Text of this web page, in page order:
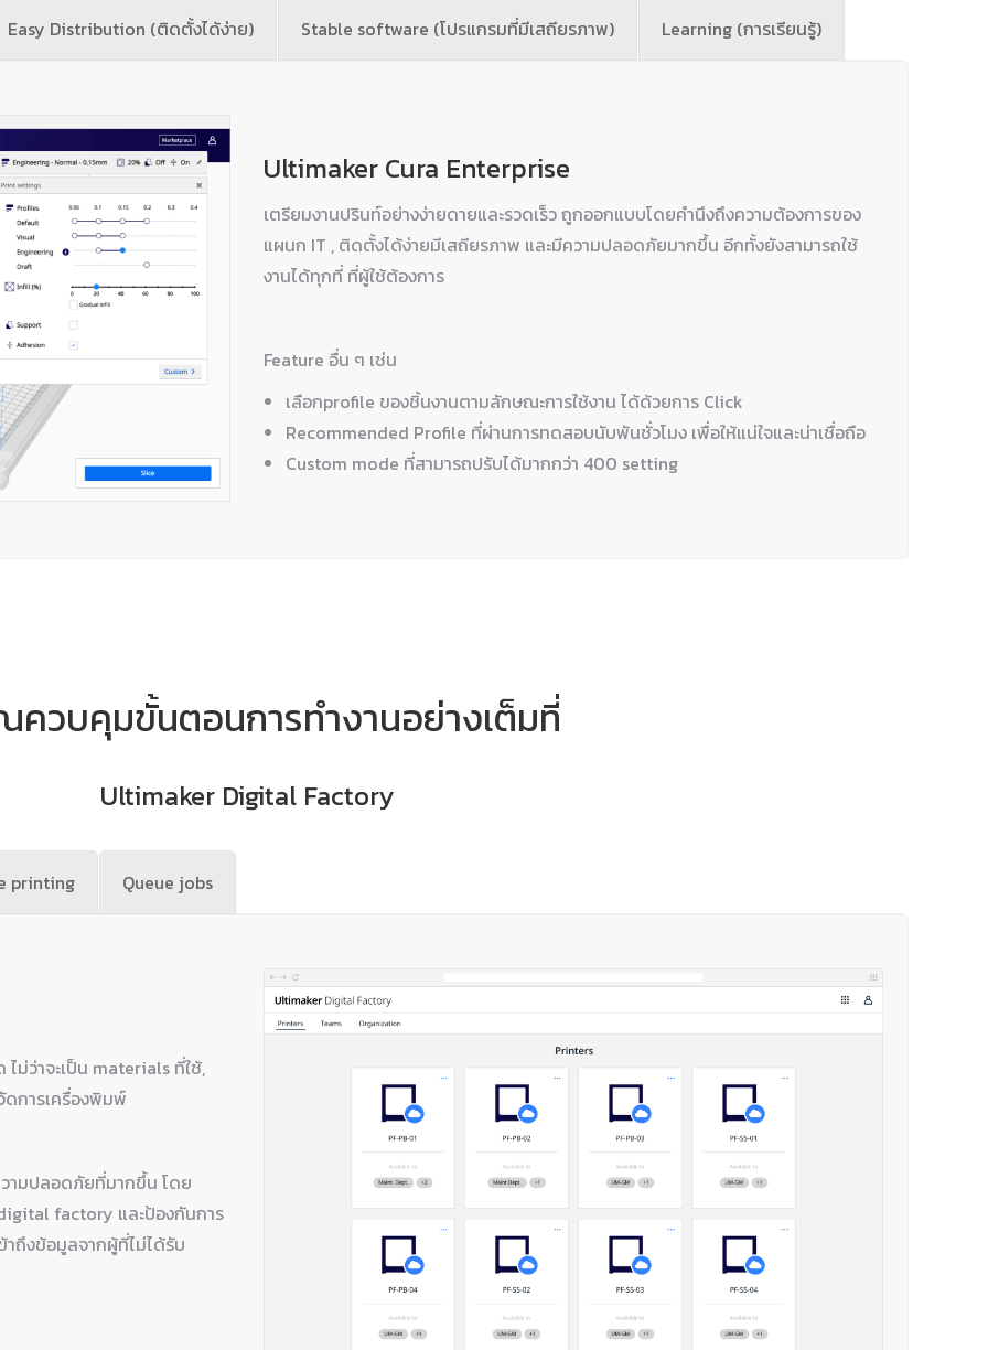
Easy Distribution (ติดตั้งได้ง่าย) Stable software (โปรแกรมที่มีเสถียรภาพ) Learning (การเรียนรู้)
Ultimaker Cura Enterprise
เตรียมงานปรินท์อย่างง่ายดายและรวดเร็ว ถูกออกแบบโดยคำนึงถึงความต้องการของ
แผนก IT , ติดตั้งได้ง่ายมีเสถียรภาพ และมีความปลอดภัยมากขึ้น อีกทั้งยังสามารถใช้
งานได้ทุกที่ ที่ผู้ใช้ต้องการ
Feature อื่น ๆ เช่น
เลือกprofile ของชิ้นงานตามลักษณะการใช้งาน ได้ด้วยการ Click
Recommended Profile ที่ผ่านการทดสอบนับพันชั่วโมง เพื่อให้แน่ใจและน่าเชื่อถือ
Custom mode ที่สามารถปรับได้มากกว่า 400 setting
ควบคุมขั้นตอนการทำงานอย่างเต็มที่
Ultimaker Digital Factory
printing Queue jobs
ว่าจะเป็น materials ที่ใช้,
ดการเครื่องพิมพ์
ามปลอดภัยที่มากขึ้น โดย
factory และป้องกันการ
าถึงข้อมูลจากผู้ที่ไม่ได้รับ